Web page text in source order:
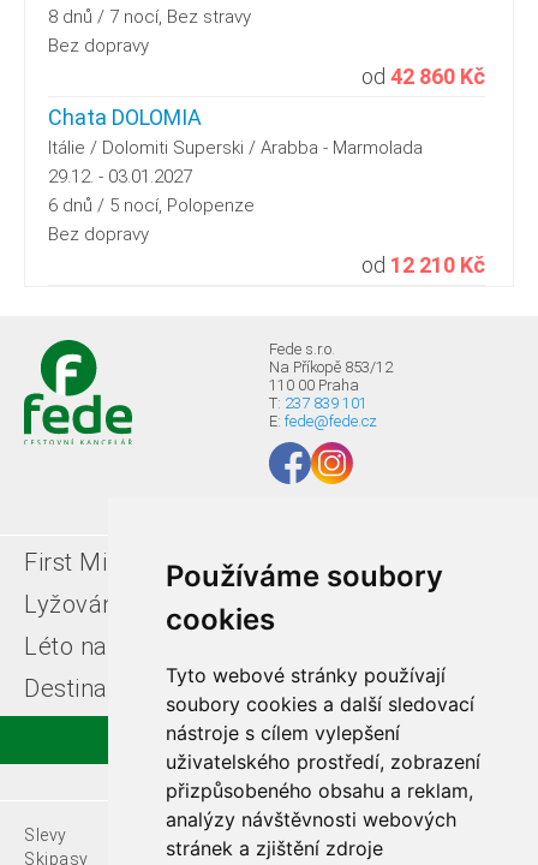
Používáme soubory
cookies
Tyto webové stránky používají
soubory cookies a další sledovací
nástroje s cílem vylepšení
uživatelského prostředí, zobrazení
přizpůsobeného obsahu a reklam,
analýzy návštěvnosti webových
stránek a zjištění zdroje
8 dnů / 7 nocí, Bez stravy
Bez dopravy
od 42 860 Kč
Chata DOLOMIA
Itálie / Dolomiti Superski / Arabba - Marmolada
29.12. - 03.01.2027
6 dnů / 5 nocí, Polopenze
Bez dopravy
od 12 210 Kč
Fede s.r.o.
Na Příkopě 853/12
110 00 Praha
T: 237 839 101
E: fede@fede.cz
First Minute
Last minute
Lyžování v Itálii
Léto na horách
Destinace
Slevy
Skipasy